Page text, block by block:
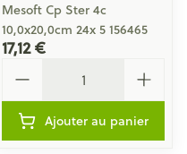
Mesoft Cp Ster 4c
10,0x20,0cm 24x 5 156465
17,12 €
Ajouter au panier